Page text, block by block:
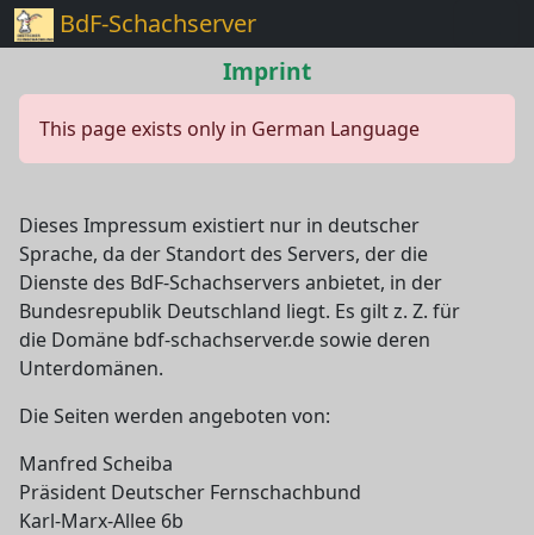
BdF-Schachserver
Imprint
This page exists only in German Language
Dieses Impressum existiert nur in deutscher
Sprache, da der Standort des Servers, der die
Dienste des BdF-Schachservers anbietet, in der
Bundesrepublik Deutschland liegt. Es gilt z. Z. für
die Domäne bdf-schachserver.de sowie deren
Unterdomänen.
Die Seiten werden angeboten von:
Manfred Scheiba
Präsident Deutscher Fernschachbund
Karl-Marx-Allee 6b